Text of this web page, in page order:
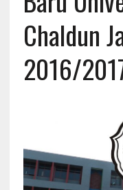
Chaldun
2016/